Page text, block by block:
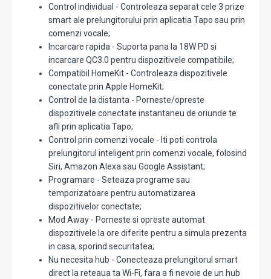
Control individual - Controleaza separat cele 3 prize
smart ale prelungitorului prin aplicatia Tapo sau prin
comenzi vocale;
Incarcare rapida - Suporta pana la 18W PD si
incarcare QC3.0 pentru dispozitivele compatibile;
Compatibil HomeKit - Controleaza dispozitivele
conectate prin Apple HomeKit;
Control de la distanta - Porneste/opreste
dispozitivele conectate instantaneu de oriunde te
afli prin aplicatia Tapo;
Control prin comenzi vocale - Iti poti controla
prelungitorul inteligent prin comenzi vocale, folosind
Siri, Amazon Alexa sau Google Assistant;
Programare - Seteaza programe sau
temporizatoare pentru automatizarea
dispozitivelor conectate;
Mod Away - Porneste si opreste automat
dispozitivele la ore diferite pentru a simula prezenta
in casa, sporind securitatea;
Nu necesita hub - Conecteaza prelungitorul smart
direct la reteaua ta Wi-Fi, fara a fi nevoie de un hub